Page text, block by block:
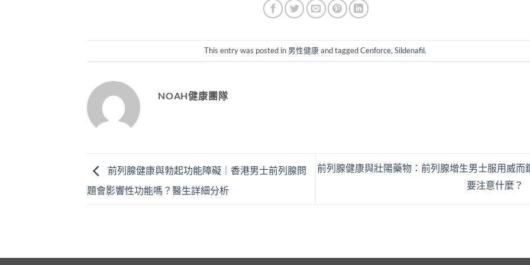
This entry was posted in 男性健康and taggedCenforce,Sildenafil.
NOAH健康團隊
前列腺健康與勃起功能障礙｜香港男士前列腺問
題會影響性功能嗎？醫生詳細分析
前列腺健康與壯陽藥物：前列腺增生男士服用威而
要注意什麼？